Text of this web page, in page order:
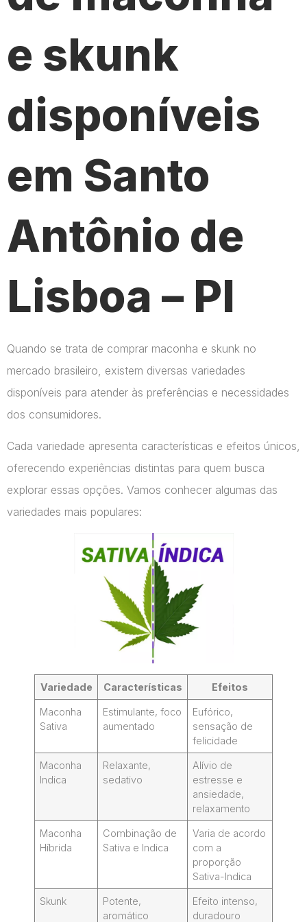
e skunk
disponíveis
em Santo
Antônio de
Lisboa – PI
Quando se trata de comprar maconha e skunk no
mercado brasileiro, existem diversas variedades
disponíveis para atender às preferências e necessidades
dos consumidores.
Cada variedade apresenta características e efeitos únicos,
oferecendo experiências distintas para quem busca
explorar essas opções. Vamos conhecer algumas das
variedades mais populares:
Variedade Características Efeitos
Maconha
Sativa
Estimulante, foco
aumentado
Eufórico,
sensação de
felicidade
Maconha
Indica
Relaxante,
sedativo
Alívio de
estresse e
ansiedade,
relaxamento
Maconha
Híbrida
Combinação de
Sativa e Indica
Varia de acordo
com a
proporção
Sativa-Indica
Skunk
Potente,
aromático
Efeito intenso,
duradouro